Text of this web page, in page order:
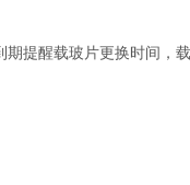
提醒载玻片更换时间，